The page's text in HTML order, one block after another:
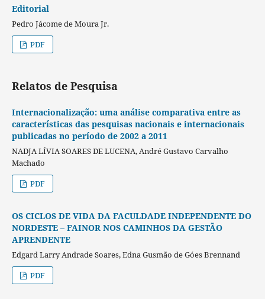
Editorial
Pedro Jácome de Moura Jr.
PDF
Relatos de Pesquisa
Internacionalização: uma análise comparativa entre as
características das pesquisas nacionais e internacionais
publicadas no período de 2002 a 2011
NADJA LÍVIA SOARES DE LUCENA, André Gustavo Carvalho
Machado
PDF
OS CICLOS DE VIDA DA FACULDADE INDEPENDENTE DO
NORDESTE – FAINOR NOS CAMINHOS DA GESTÃO
APRENDENTE
Edgard Larry Andrade Soares, Edna Gusmão de Góes Brennand
PDF